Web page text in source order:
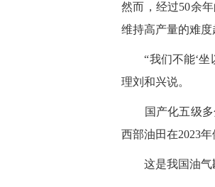
然而，经过50余
维持高产量的难度
“我们不能‘坐以
理刘和兴说。
国产化五级多
西部油田在2023
这是我国油气勘